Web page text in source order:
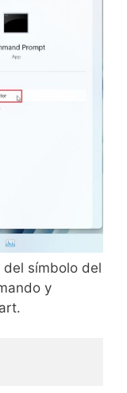
del símbolo del
y